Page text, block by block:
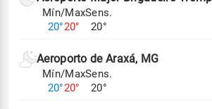
Mín/Max
20°20°
Sens.
20°
Aeroporto de Araxá, MG
Mín/Max
20°20°
Sens.
20°